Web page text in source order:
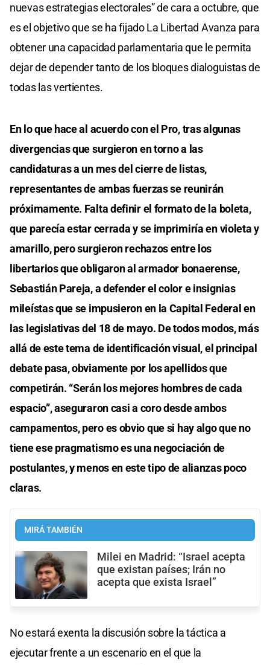
nuevas estrategias electorales” de cara a octubre, que
es el objetivo que se ha fijado La Libertad Avanza para
obtener una capacidad parlamentaria que le permita
dejar de depender tanto de los bloques dialoguistas de
todas las vertientes.
En lo que hace al acuerdo con el Pro, tras algunas
divergencias que surgieron en torno a las
candidaturas a un mes del cierre de listas,
representantes de ambas fuerzas se reunirán
próximamente. Falta definir el formato de la boleta,
que parecía estar cerrada y se imprimiría en violeta y
amarillo, pero surgieron rechazos entre los
libertarios que obligaron al armador bonaerense,
Sebastián Pareja, a defender el color e insignias
mileístas que se impusieron en la Capital Federal en
las legislativas del 18 de mayo. De todos modos, más
allá de este tema de identificación visual, el principal
debate pasa, obviamente por los apellidos que
competirán. “Serán los mejores hombres de cada
espacio”, aseguraron casi a coro desde ambos
campamentos, pero es obvio que si hay algo que no
tiene ese pragmatismo es una negociación de
postulantes, y menos en este tipo de alianzas poco
claras.
MIRÁ TAMBIÉN
Milei en Madrid: “Israel acepta
que existan países; Irán no
acepta que exista Israel”
No estará exenta la discusión sobre la táctica a
ejecutar frente a un escenario en el que la